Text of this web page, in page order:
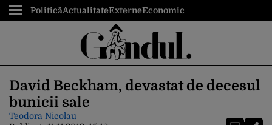
PoliticăActualitateExterneEconomic
David Beckham, devastat de decesul
bunicii sale
Teodora Nicolau